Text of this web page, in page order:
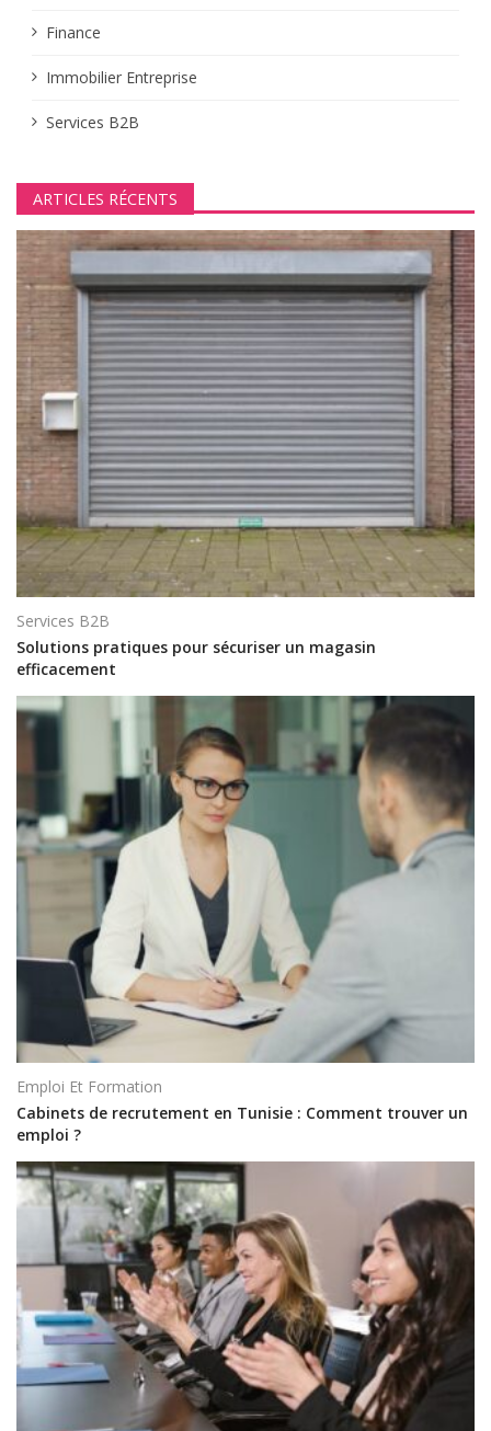
Finance
Immobilier Entreprise
Services B2B
ARTICLES RÉCENTS
Services B2B
Solutions pratiques pour sécuriser un magasin
efficacement
Emploi Et Formation
Cabinets de recrutement en Tunisie : Comment trouver un
emploi ?